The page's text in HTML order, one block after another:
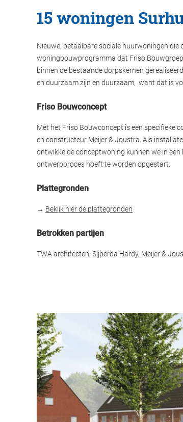
15 woningen
Nieuwe, betaalbare sociale huurwoningen
woningbouwprogramma dat Friso
binnen de bestaande dorpskernen
en duurzaam zijn en duurzaam, want dat is
Friso Bouwconcept
Met het Friso Bouwconcept is een specifieke
en constructeur Meijer & Joustra. Als
ontwikkelde conceptwoning kunnen we in
ontwerpproces hoeft te worden opgestart.
Plattegronden
→ Bekijk hier de plattegronden
Betrokken partijen
TWA architecten, Sijperda Hardy, Meijer &